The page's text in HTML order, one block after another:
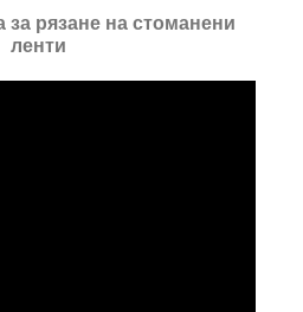
рязане на стоманени
ленти